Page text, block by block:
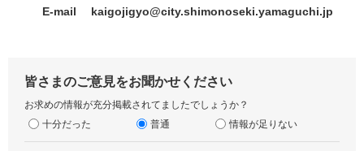
E-mail kaigojigyo@city.shimonoseki.yamaguchi.jp
皆さまのご意見をお聞かせください
お求めの情報が充分掲載されてましたでしょうか？
十分だった
普通 情報が足りない